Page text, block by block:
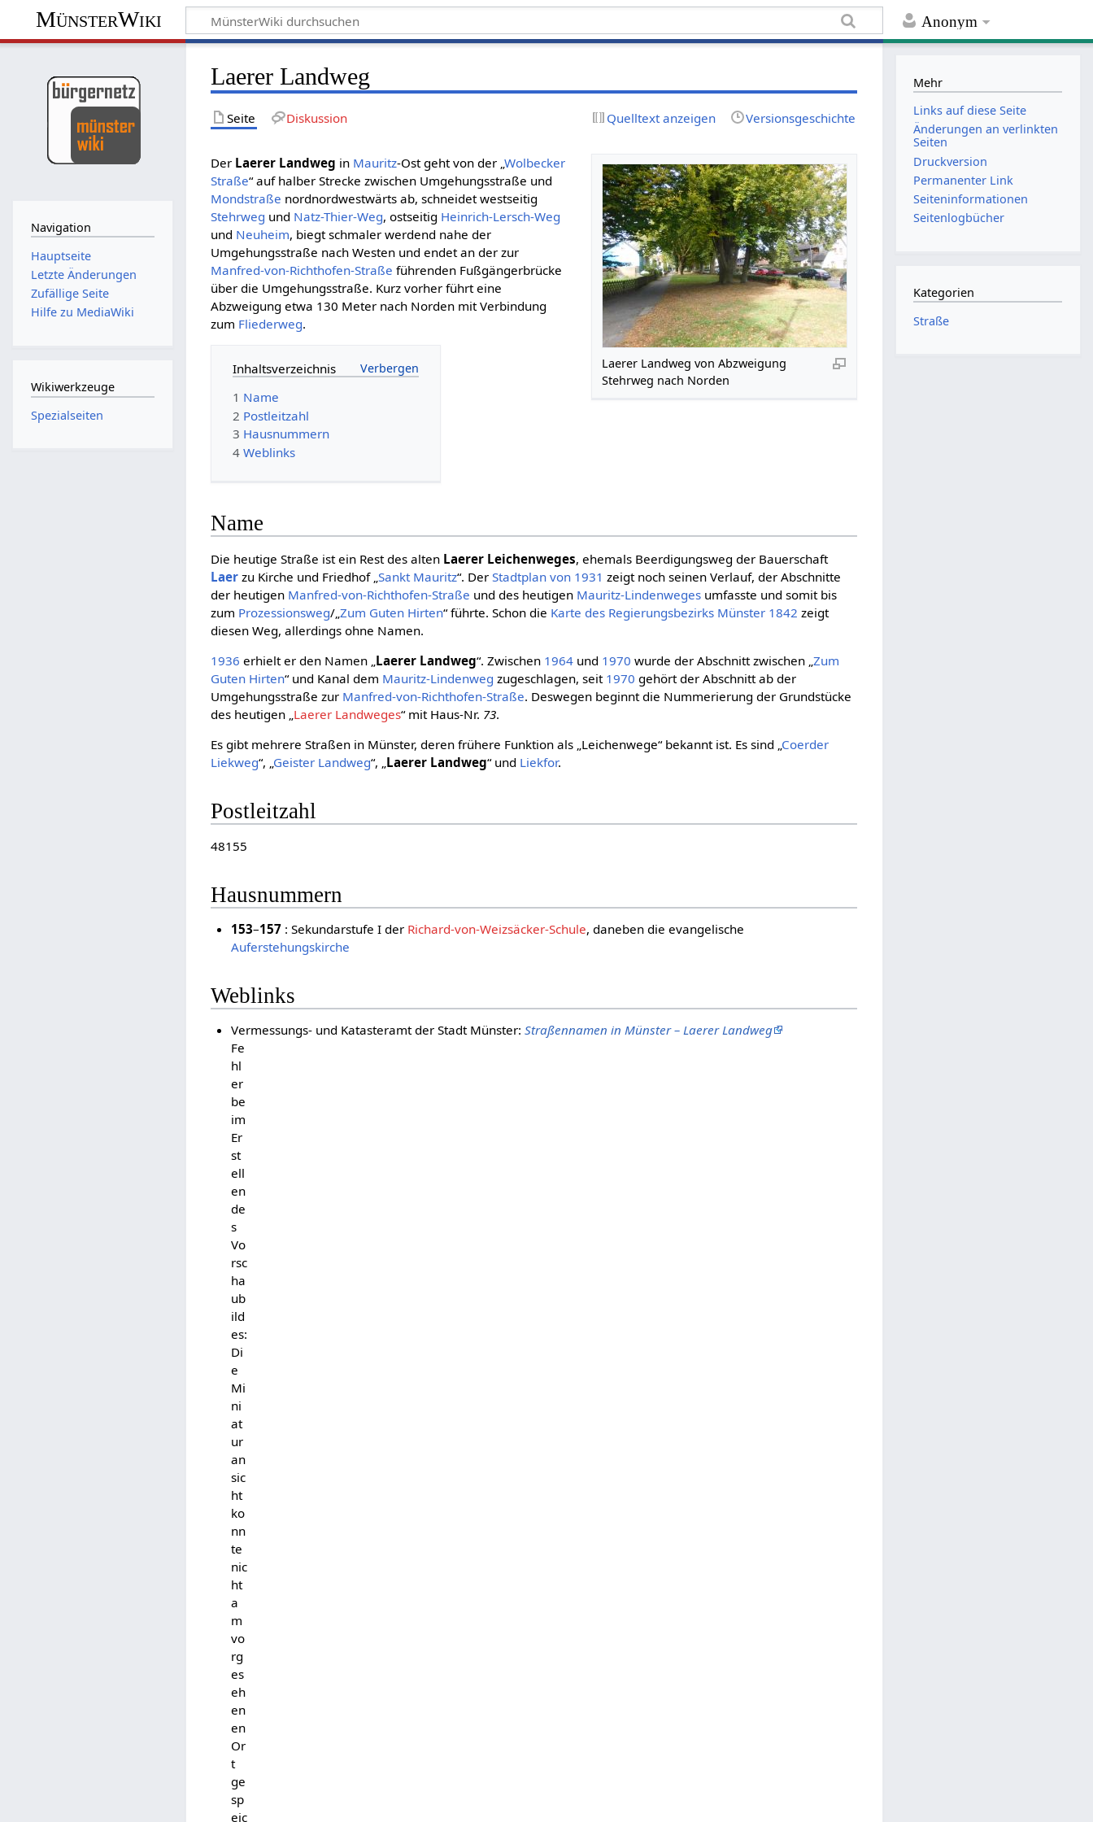
Anonym
MünsterWiki
Laerer Landweg
Seite Diskussion Quelltext anzeigen Versionsgeschichte
Laerer Landweg von Abzweigung
Stehrweg nach Norden
Der Laerer Landweg in Mauritz-Ost geht von der „Wolbecker
Straße“ auf halber Strecke zwischen Umgehungsstraße und
Mondstraße nordnordwestwärts ab, schneidet westseitig
Stehrweg und Natz-Thier-Weg, ostseitig Heinrich-Lersch-Weg
und Neuheim, biegt schmaler werdend nahe der
Umgehungsstraße nach Westen und endet an der zur
Manfred-von-Richthofen-Straße führenden Fußgängerbrücke
über die Umgehungsstraße. Kurz vorher führt eine
Abzweigung etwa 130 Meter nach Norden mit Verbindung
zum Fliederweg.
Inhaltsverzeichnis
1 Name
2 Postleitzahl
3 Hausnummern
4 Weblinks
Name
Die heutige Straße ist ein Rest des alten Laerer Leichenweges, ehemals Beerdigungsweg der Bauerschaft
Laer zu Kirche und Friedhof „Sankt Mauritz“. DerStadtplan von 1931 zeigt noch seinen Verlauf, der Abschnitte
der heutigen Manfred-von-Richthofen-Straße und des heutigen Mauritz-Lindenweges umfasste und somit bis
zum Prozessionsweg/„Zum Guten Hirten“ führte. Schon die Karte des Regierungsbezirks Münster 1842 zeigt
diesen Weg, allerdings ohne Namen.
1936 erhielt er den Namen „ Laerer Landweg“. Zwischen 1964 und 1970 wurde der Abschnitt zwischen „Zum
Guten Hirten“ und Kanal dem Mauritz-Lindenweg zugeschlagen, seit 1970 gehört der Abschnitt ab der
Umgehungsstraße zur Manfred-von-Richthofen-Straße. Deswegen beginnt die Nummerierung der Grundstücke
des heutigen „ Laerer Landweges“ mit Haus-Nr. 73.
Es gibt mehrere Straßen in Münster, deren frühere Funktion als „Leichenwege“ bekannt ist. Es sind „ Coerder
Liekweg“, „ Geister Landweg“, „ Laerer Landweg“ und Liekfor.
Postleitzahl
48155
Hausnummern
153–157: Sekundarstufe I der Richard-von-Weizsäcker-Schule, daneben die evangelische
Auferstehungskirche
Weblinks
Vermessungs- und Katasteramt der Stadt Münster: Straßennamen in Münster – Laerer Landweg
Fe
hl
er
be
im
Er
st
ell
en
de
s
Vo
rsc
ha
ub
ild
es:
Di
e
Mi
ni
at
ur
an
sic
ht
ko
nn
te
nic
ht
a
m
vo
rg
es
eh
en
en
Or
t
ge
sp
eic
Navigation
Hauptseite
Letzte Änderungen
Zufällige Seite
Hilfe zu MediaWiki
Wikiwerkzeuge
Spezialseiten
Mehr
Links auf diese Seite
Änderungen an verlinkten
Seiten
Druckversion
Permanenter Link
Seiten­informationen
Seitenlogbücher
Kategorien
Straße